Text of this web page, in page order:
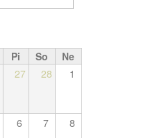
Pi So
Ne
27 28 1
6 7 8